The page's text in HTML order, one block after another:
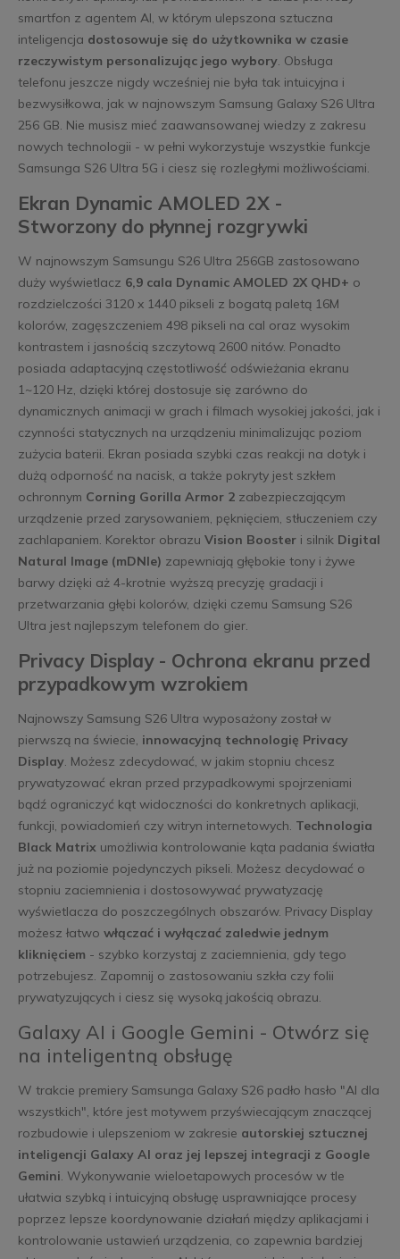
smartfon z agentem AI, w którym ulepszona sztuczna
inteligencja dostosowuje się do użytkownika w czasie
rzeczywistym personalizując jego wybory. Obsługa
telefonu jeszcze nigdy wcześniej nie była tak intuicyjna i
bezwysiłkowa, jak w najnowszym Samsung Galaxy S26 Ultra
256 GB. Nie musisz mieć zaawansowanej wiedzy z zakresu
nowych technologii - w pełni wykorzystuje wszystkie funkcje
Samsunga S26 Ultra 5G i ciesz się rozległymi możliwościami.
Ekran Dynamic AMOLED 2X -
Stworzony do płynnej rozgrywki
W najnowszym Samsungu S26 Ultra 256GB zastosowano
duży wyświetlacz 6,9 cala Dynamic AMOLED 2X QHD+ o
rozdzielczości 3120 x 1440 pikseli z bogatą paletą 16M
kolorów, zagęszczeniem 498 pikseli na cal oraz wysokim
kontrastem i jasnością szczytową 2600 nitów. Ponadto
posiada adaptacyjną częstotliwość odświeżania ekranu
1~120 Hz, dzięki której dostosuje się zarówno do
dynamicznych animacji w grach i filmach wysokiej jakości, jak i
czynności statycznych na urządzeniu minimalizując poziom
zużycia baterii. Ekran posiada szybki czas reakcji na dotyk i
dużą odporność na nacisk, a także pokryty jest szkłem
ochronnym Corning Gorilla Armor 2zabezpieczającym
urządzenie przed zarysowaniem, pęknięciem, stłuczeniem czy
zachlapaniem. Korektor obrazu Vision Boosteri silnik Digital
Natural Image (mDNIe) zapewniają głębokie tony i żywe
barwy dzięki aż 4-krotnie wyższą precyzję gradacji i
przetwarzania głębi kolorów, dzięki czemu Samsung S26
Ultra jest najlepszym telefonem do gier.
Privacy Display - Ochrona ekranu przed
przypadkowym wzrokiem
Najnowszy Samsung S26 Ultra wyposażony został w
pierwszą na świecie, innowacyjną technologię Privacy
Display. Możesz zdecydować, w jakim stopniu chcesz
prywatyzować ekran przed przypadkowymi spojrzeniami
bądź ograniczyć kąt widoczności do konkretnych aplikacji,
funkcji, powiadomień czy witryn internetowych. Technologia
Black Matrixumożliwia kontrolowanie kąta padania światła
już na poziomie pojedynczych pikseli. Możesz decydować o
stopniu zaciemnienia i dostosowywać prywatyzację
wyświetlacza do poszczególnych obszarów. Privacy Display
możesz łatwo włączać i wyłączać zaledwie jednym
kliknięciem - szybko korzystaj z zaciemnienia, gdy tego
potrzebujesz. Zapomnij o zastosowaniu szkła czy folii
prywatyzujących i ciesz się wysoką jakością obrazu.
Galaxy AI i Google Gemini - Otwórz się
na inteligentną obsługę
W trakcie premiery Samsunga Galaxy S26 padło hasło "AI dla
wszystkich", które jest motywem przyświecającym znaczącej
rozbudowie i ulepszeniom w zakresie autorskiej sztucznej
inteligencji Galaxy AI oraz jej lepszej integracji z Google
Gemini. Wykonywanie wieloetapowych procesów w tle
ułatwia szybką i intuicyjną obsługę usprawniające procesy
poprzez lepsze koordynowanie działań między aplikacjami i
kontrolowanie ustawień urządzenia, co zapewnia bardziej